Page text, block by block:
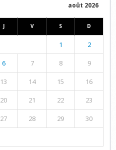
août 2026
J V S D
1 2
6 7 8 9
13 14 15 16
20 21 22 23
27 28 29 30